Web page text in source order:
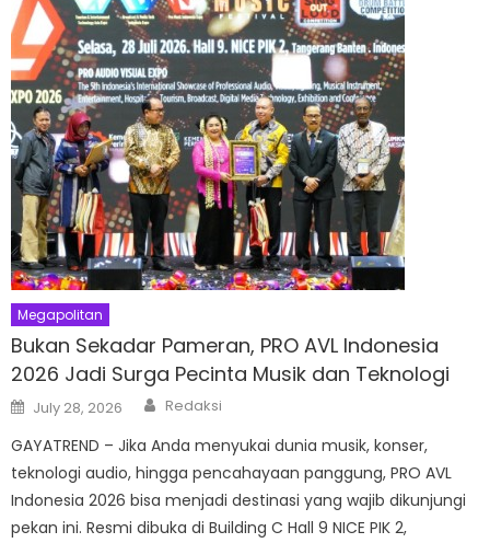
Megapolitan
Bukan Sekadar Pameran, PRO AVL Indonesia
2026 Jadi Surga Pecinta Musik dan Teknologi
Posted
on
July 28, 2026 Author
Redaksi
GAYATREND – Jika Anda menyukai dunia musik, konser,
teknologi audio, hingga pencahayaan panggung, PRO AVL
Indonesia 2026 bisa menjadi destinasi yang wajib dikunjungi
pekan ini. Resmi dibuka di Building C Hall 9 NICE PIK 2,